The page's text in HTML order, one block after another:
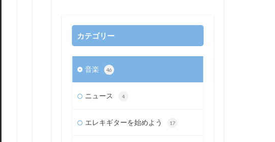
カテゴリー
音楽 46
ニュース 4
エレキギターを始めよう 17